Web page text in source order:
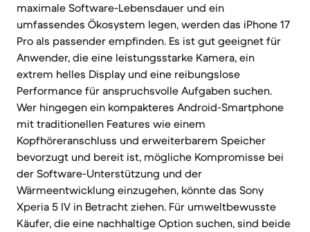
maximale Software-Lebensdauer und ein
umfassendes Ökosystem legen, werden das iPhone 17
Pro als passender empfinden. Es ist gut geeignet für
Anwender, die eine leistungsstarke Kamera, ein
extrem helles Display und eine reibungslose
Performance für anspruchsvolle Aufgaben suchen.
Wer hingegen ein kompakteres Android-Smartphone
mit traditionellen Features wie einem
Kopfhöreranschluss und erweiterbarem Speicher
bevorzugt und bereit ist, mögliche Kompromisse bei
der Software-Unterstützung und der
Wärmeentwicklung einzugehen, könnte das Sony
Xperia 5 IV in Betracht ziehen. Für umweltbewusste
Käufer, die eine nachhaltige Option suchen, sind beide